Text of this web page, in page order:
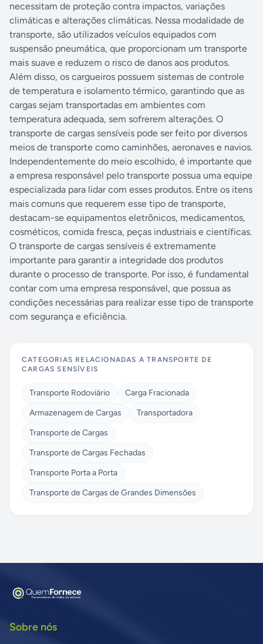
necessitam de proteção contra impactos, variações
climáticas e alterações climáticas. Nessa modalidade de
transporte, são utilizados veículos equipados com
suspensão pneumática, que proporcionam um transporte
mais suave e reduzem o risco de danos aos produtos.
Além disso, os cargueiros possuem sistemas de controle
de temperatura e isolamento térmico, garantindo que as
cargas sejam transportadas em ambientes com
temperatura adequada, sem sofrerem alterações. O
transporte de cargas sensíveis pode ser feito por diversos
meios de transporte como caminhões, aeronaves e navios.
Independentemente do meio escolhido, é importante que
a empresa responsável pelo transporte possua uma equipe
especializada para lidar com esses produtos. Entre os itens
mais comuns que requerem esse tipo de transporte,
destacam-se equipamentos eletrônicos, medicamentos,
cosméticos, comida fresca, peças industriais e científicas.
O transporte de cargas sensíveis é extremamente
importante para garantir a integridade dos produtos
durante o processo de transporte. Por isso, é fundamental
contar com uma empresa responsável, que possua as
condições necessárias para realizar esse tipo de transporte
com segurança e eficiência.
CATEGORIAS RELACIONADAS ATRANSPORTE DE
CARGAS SENSÍVEIS
Transporte Rodoviário
Carga Fracionada
Armazenagem de Cargas
Transportadora
Transporte de Cargas
Transporte de Cargas Fechadas
Transporte Porta a Porta
Transporte de Cargas de Grandes Dimensões
Sobre nós